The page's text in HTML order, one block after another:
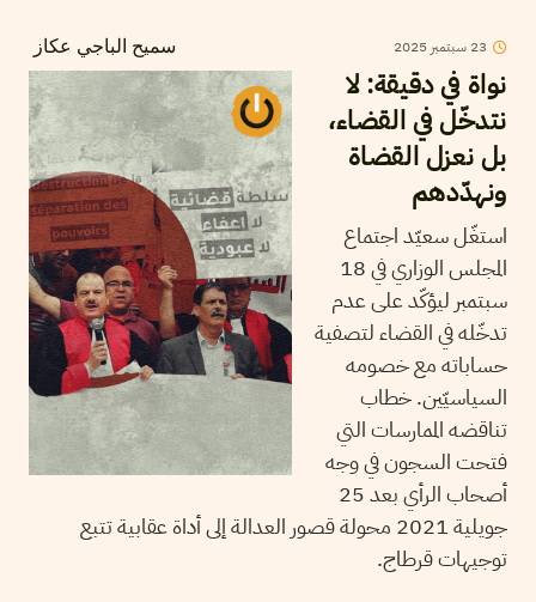
سميح الباجي عكاز 23 سبتمبر 2025
نواة في دقيقة: لا
نتدخّل في القضاء،
بل نعزل القضاة
ونهدّدهم
استغّل سعيّد اجتماع
المجلس الوزاري في 18
سبتمبر ليؤكّد على عدم
تدخّله في القضاء لتصفية
حساباته مع خصومه
السياسيّين. خطاب
تناقضه الممارسات التي
فتحت السجون في وجه
أصحاب الرأي بعد 25
جويلية 2021 محولة قصور العدالة إلى أداة عقابية تتبع
توجيهات قرطاج.